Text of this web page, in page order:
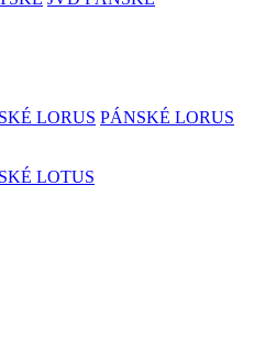
LORUS PÁNSKÉ LORUS
LOTUS